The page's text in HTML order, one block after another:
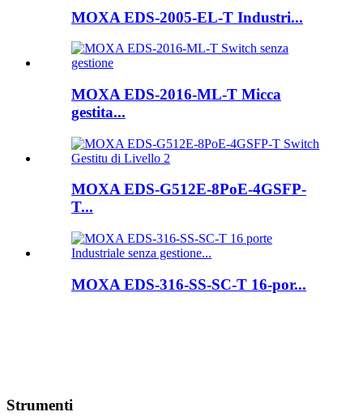
MOXA EDS-2005-EL-T Industri...
MOXA EDS-2016-ML-T Micca
gestita...
MOXA EDS-G512E-8PoE-4GSFP-
T...
MOXA EDS-316-SS-SC-T 16-por...
Strumenti